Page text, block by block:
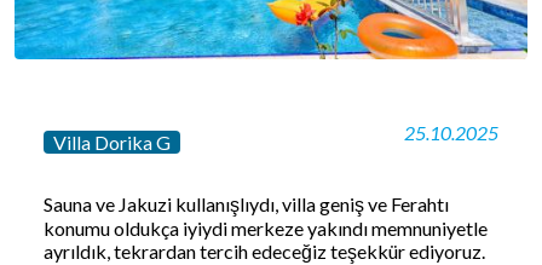
Villa Dorika G 25.10.2025
Sauna ve Jakuzi kullanışlıydı, villa geniş ve Ferahtı
konumu oldukça iyiydi merkeze yakındı memnuniyetle
ayrıldık, tekrardan tercih edeceğiz teşekkür ediyoruz.